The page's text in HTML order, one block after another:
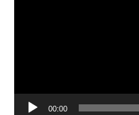
00:00